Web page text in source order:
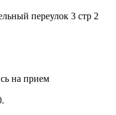
переулок 3 стр 2